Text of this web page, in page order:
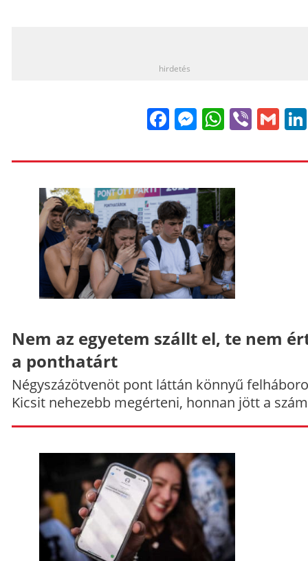
hirdetés
FacebookViber
Nem az egyetem szállt el, te nem
a ponthatárt
Négyszázötvenöt pont láttán könnyű
Kicsit nehezebb megérteni, honnan jött a